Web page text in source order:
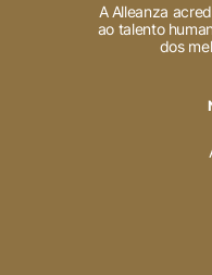
A Alleanza
ao talento
dos